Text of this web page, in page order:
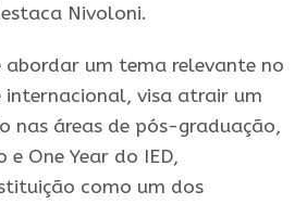
Nivoloni.
abordar um tema relevante no
internacional, visa atrair um
nas áreas de pós-graduação,
e One Year do IED,
como um dos